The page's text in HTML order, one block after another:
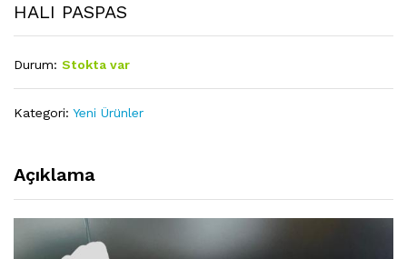
HALI PASPAS
Durum: Stokta var
Kategori: Yeni Ürünler
Açıklama